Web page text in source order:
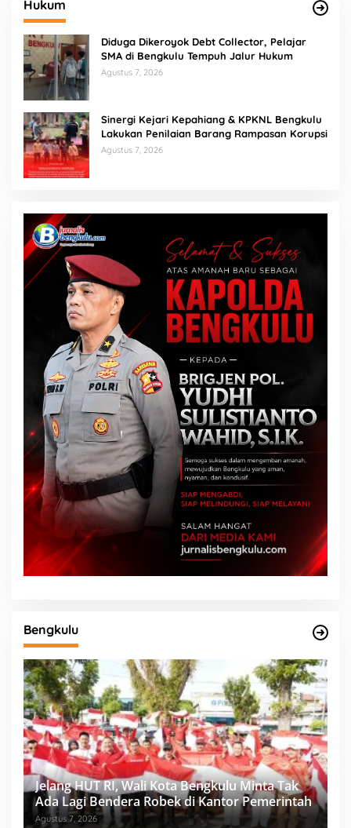
Hukum
Diduga Dikeroyok Debt Collector, Pelajar
SMA di Bengkulu Tempuh Jalur Hukum
Agustus 7, 2026
Sinergi Kejari Kepahiang & KPKNL Bengkulu
Lakukan Penilaian Barang Rampasan Korupsi
Agustus 7, 2026
Bengkulu
Jelang HUT RI, Wali Kota Bengkulu Minta Tak
Ada Lagi Bendera Robek di Kantor Pemerintah
Agustus 7, 2026